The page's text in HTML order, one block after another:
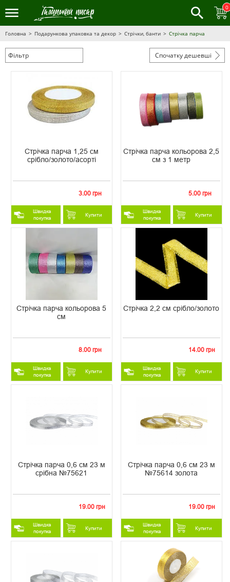
0
Головна Подарункова упаковка та декор Стрічки, банти Стрічка парча
Фільтр Спочатку дешевші
Стрічка парча 1,25 см
срібло/золото/асорті
3.00 грн
Швидка
покупка
Купити
Стрічка парча кольорова 2,5
см з 1 метр
5.00 грн
Швидка
покупка
Купити
Стрічка парча кольорова 5
см
8.00 грн
Швидка
покупка
Купити
Стрічка 2,2 см срібло/золото
14.00 грн
Швидка
покупка
Купити
Стрічка парча 0,6 см 23 м
срібна №75621
19.00 грн
Швидка
покупка
Купити
Стрічка парча 0,6 см 23 м
№75614 золота
19.00 грн
Швидка
покупка
Купити